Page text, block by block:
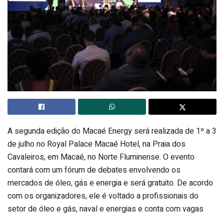
A segunda edição do Macaé Energy será realizada de 1º a 3
de julho no Royal Palace Macaé Hotel, na Praia dos
Cavaleiros, em Macaé, no Norte Fluminense. O evento
contará com um fórum de debates envolvendo os
mercados de óleo, gás e energia e será gratuito. De acordo
com os organizadores, ele é voltado a profissionais do
setor de óleo e gás, naval e energias e conta com vagas